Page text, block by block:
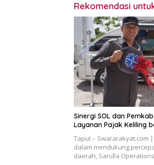
Rekomendasi
Sinergi SOL dan
Layanan Pajak Keliling
Taput – Swararakyat.com
dalam mendukung
daerah, Sarulla